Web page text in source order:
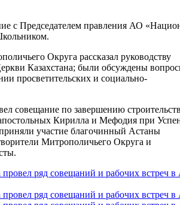
с Председателем правления АО
Округа рассказал руководству
Казахстана; были обсуждены
просветительских и социально-
совещание по завершению
Кирилла и Мефодия при
участие благочинный Астаны
Митрополичьего Округа и